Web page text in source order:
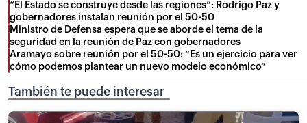
“El Estado se construye desde las regiones”: Rodrigo Paz y
gobernadores instalan reunión por el 50-50
Ministro de Defensa espera que se aborde el tema de la
seguridad en la reunión de Paz con gobernadores
Aramayo sobre reunión por el 50-50: “Es un ejercicio para ver
cómo podemos plantear un nuevo modelo económico”
También te puede interesar